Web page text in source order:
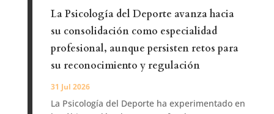
La Psicología del Deporte avanza hacia
su consolidación como especialidad
profesional, aunque persisten retos para
su reconocimiento y regulación
31 Jul 2026
La Psicología del Deporte ha experimentado en